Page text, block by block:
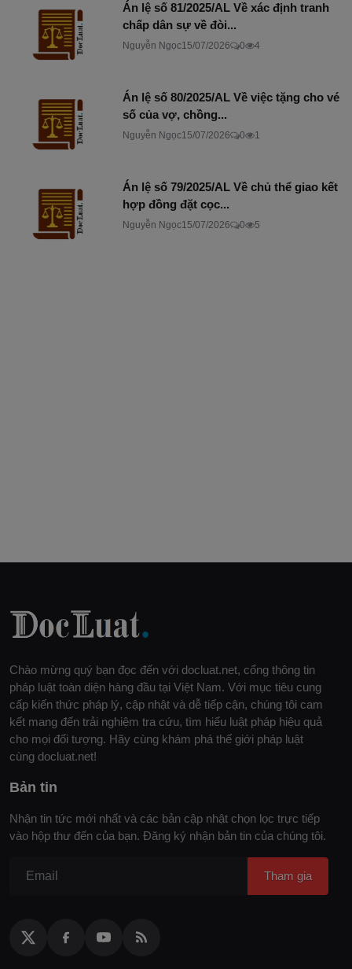
Án lệ số 81/2025/AL Về xác định tranh
chấp dân sự về đòi...
Nguyễn Ngọc15/07/2026 0 4
Án lệ số 80/2025/AL Về việc tặng cho vé
số của vợ, chồng...
Nguyễn Ngọc15/07/2026 0 1
Án lệ số 79/2025/AL Về chủ thể giao kết
hợp đồng đặt cọc...
Nguyễn Ngọc15/07/2026 0 5
Chào mừng quý bạn đọc đến với docluat.net, cổng thông tin
pháp luật toàn diện hàng đầu tại Việt Nam. Với mục tiêu cung
cấp kiến thức pháp lý, cập nhật và dễ tiếp cận, chúng tôi cam
kết mang đến trải nghiệm tra cứu, tìm hiểu luật pháp hiệu quả
cho mọi đối tượng. Hãy cùng khám phá thế giới pháp luật
cùng docluat.net!
Bản tin
Nhận tin tức mới nhất và các bản cập nhật chọn lọc trực tiếp
vào hộp thư đến của bạn. Đăng ký nhận bản tin của chúng tôi.
Tham gia